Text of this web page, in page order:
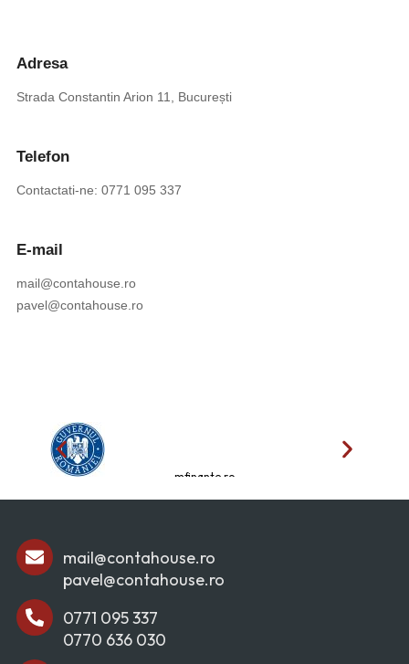
Adresa
Strada Constantin Arion 11, București
Telefon
Contactati-ne: 0771 095 337
E-mail
mail@contahouse.ro
pavel@contahouse.ro
mfinante.ro
mail@contahouse.ro
pavel@contahouse.ro
0771 095 337
0770 636 030